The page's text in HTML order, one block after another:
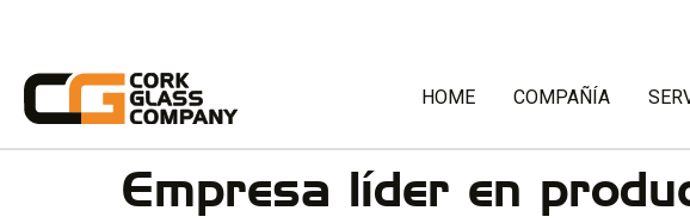
HOME COMPAÑÍA
Empresa líder en